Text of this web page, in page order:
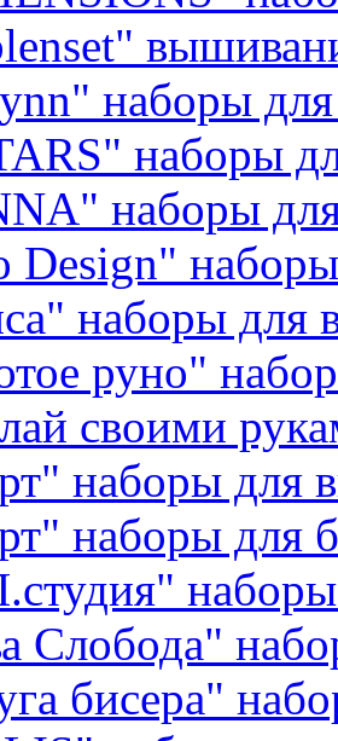
наборы
наборы
наборы
Design"
наборы для
руно"
своими
наборы для
наборы для
Слобода"
бисера"